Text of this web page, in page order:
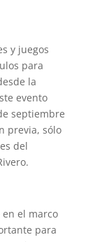
y juegos
para
la
evento
septiembre
previa, sólo
del
en el marco
para